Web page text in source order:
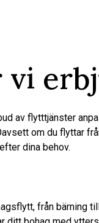
vi
av flytttjänster
om du flyttar
dina behov.
från bärning